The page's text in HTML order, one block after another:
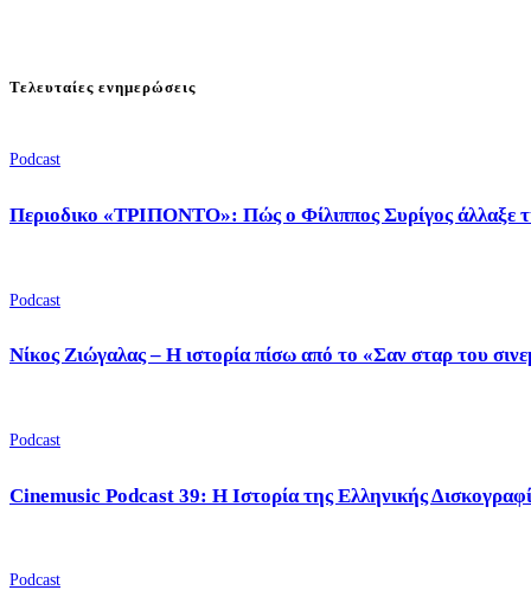
Τελευταίες ενημερώσεις
Podcast
Περιοδικο «ΤΡΙΠΟΝΤΟ»: Πώς ο Φίλιππος Συρίγος άλλαξε
Podcast
Νίκος Ζιώγαλας – Η ιστορία πίσω από το «Σαν σταρ του
Podcast
Cinemusic Podcast 39: Η Ιστορία της Ελληνικής
Podcast